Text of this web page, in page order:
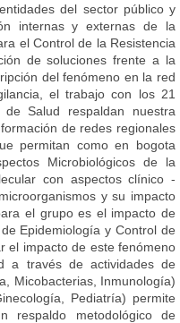
del sector público y
internas y externas de la
el Control de la Resistencia
de soluciones frente a la
del fenómeno en la red
el trabajo con los 21
Salud respaldan nuestra
de redes regionales
permitan como en bogota
Microbiológicos de la
con aspectos clínico -
y su impacto
el grupo es el impacto de
Epidemiología y Control de
el impacto de este fenómeno
a través de actividades de
Micobacterias, Inmunología)
Pediatría) permite
respaldo metodológico de